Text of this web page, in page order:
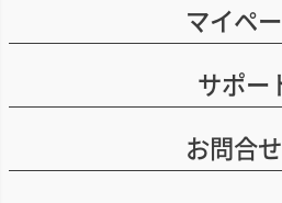
マイペ
サポー
お問合